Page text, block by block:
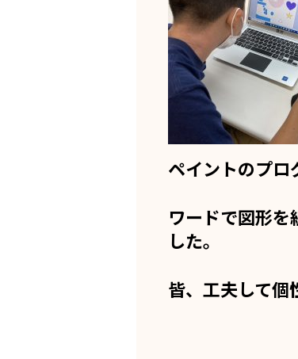
ペイントのプロ
ワードで図形
した。
皆、工夫して個